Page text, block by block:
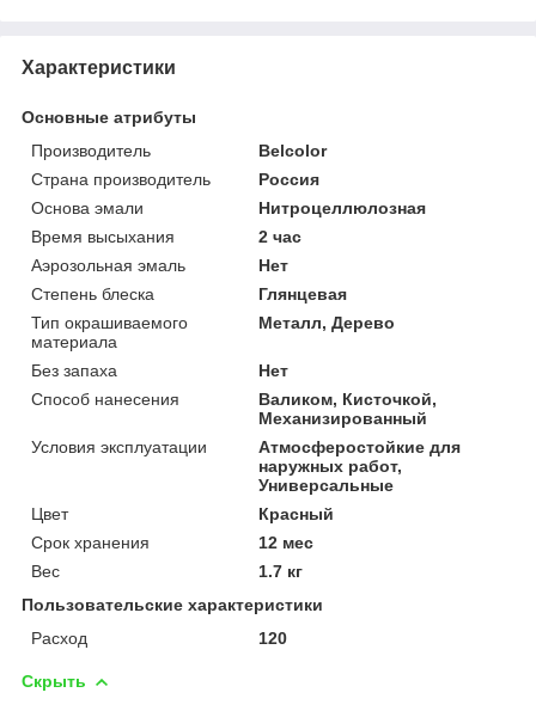
Характеристики
Основные атрибуты
Производитель
Belcolor
Страна производитель
Россия
Основа эмали
Нитроцеллюлозная
Время высыхания
2 час
Аэрозольная эмаль
Нет
Степень блеска
Глянцевая
Тип окрашиваемого
материала
Металл, Дерево
Без запаха
Нет
Способ нанесения
Валиком, Кисточкой,
Механизированный
Условия эксплуатации
Атмосферостойкие для
наружных работ,
Универсальные
Цвет
Красный
Срок хранения
12 мес
Вес
1.7 кг
Пользовательские характеристики
Расход
120
Скрыть